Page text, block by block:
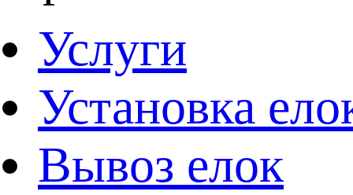
Услуги
Установка
Вывоз елок